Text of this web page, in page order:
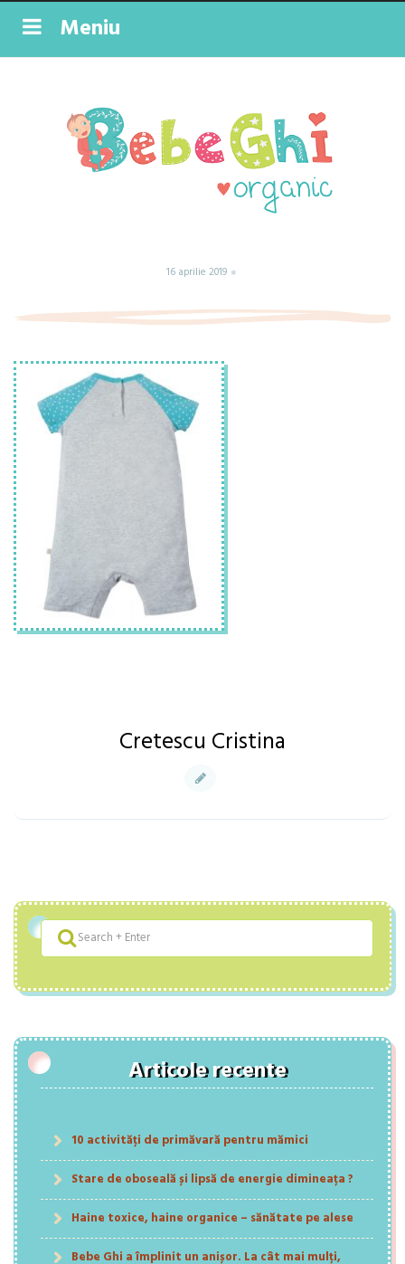
Meniu
16 aprilie 2019
Cretescu Cristina
Articole recente
10 activități de primăvară pentru mămici
Stare de oboseală și lipsă de energie dimineața ?
Haine toxice, haine organice – sănătate pe alese
Bebe Ghi a împlinit un anișor. La cât mai mulți,